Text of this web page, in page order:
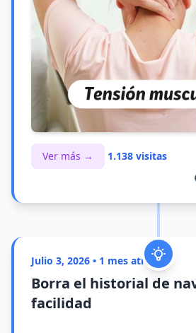
Ver más →
1.138 visitas
Julio 3, 2026 • 1 mes atrás
Borra el historial de
facilidad